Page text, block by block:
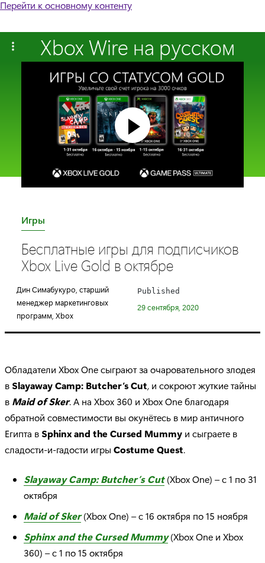
Перейти к основному контенту
Xbox Wire на русском
C
t
e
o
r
y
Игры
Бесплатные игры для подписчиков
Xbox Live Gold в октябре
Дин Симабукуро, старший
менеджер маркетинговых
программ, Xbox
Published
29 сентября, 2020
Обладатели Xbox One сыграют за очаровательного злодея
вSlayawayCamp: Butcher’sCut, и сокроют жуткие тайны
в Maid of Sker. А на Xbox 360 и Xbox One благодаря
обратной совместимости вы окунётесь в мир античного
Египта вSphinxand theCursed Mummy и сыграете в
сладости-и-гадости игры CostumeQuest.
Slayaway Camp: Butcher’s Cut(Xbox One) – c 1 по 31
октября
Maid of Sker (Xbox One) – c 16 октября по 15 ноября
Sphinx and the Cursed Mummy (Xbox One и Xbox
360) – с 1 по 15 октября